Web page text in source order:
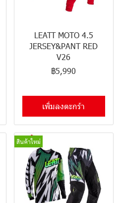
LEATT MOTO 4.5
JERSEY&PANT RED
V26
฿5,990
เพิ่มลงตะกร้า
สินค้าใหม่